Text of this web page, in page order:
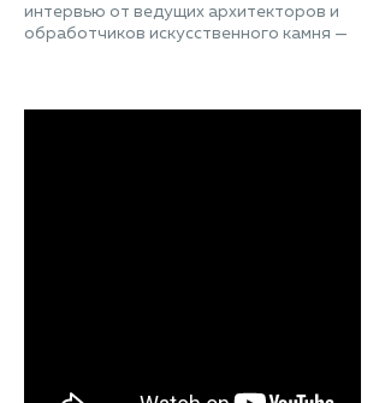
интервью от ведущих архитекторов и
обработчиков искусственного камня —